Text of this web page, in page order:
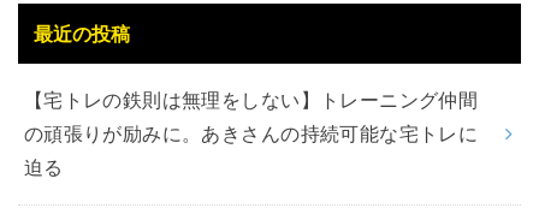
最近の投稿
【宅トレの鉄則は無理をしない】トレーニング仲間
の頑張りが励みに。あきさんの持続可能な宅トレに
迫る